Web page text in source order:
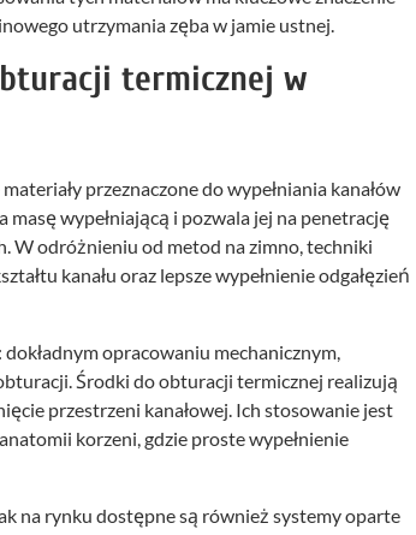
utrzymania zęba w jamie ustnej.
termicznej w
przeznaczone do wypełniania kanałów
wypełniającą i pozwala jej na penetrację
W odróżnieniu od metod na zimno, techniki
kanału oraz lepsze wypełnienie odgałęzień
opracowaniu mechanicznym,
Środki do obturacji termicznej realizują
przestrzeni kanałowej. Ich stosowanie jest
korzeni, gdzie proste wypełnienie
na rynku dostępne są również systemy oparte